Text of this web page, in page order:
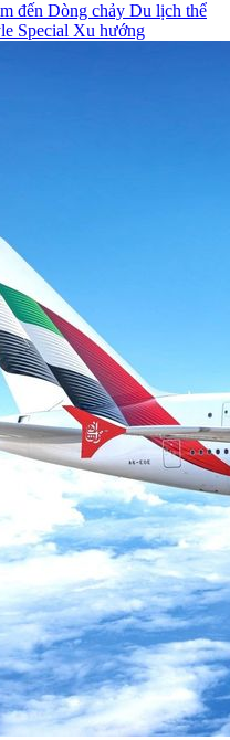
đến Dòng chảy Du lịch thể
Special Xu hướng